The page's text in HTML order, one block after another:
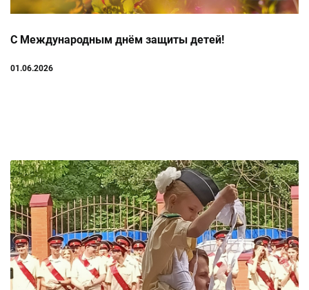
С Международным днём защиты детей!
01.06.2026